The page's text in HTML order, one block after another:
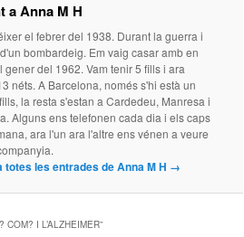
a Anna M H
el febrer del 1938. Durant la guerra i
bombardeig. Em vaig casar amb en
gener del 1962. Vam tenir 5 fills i ara
néts. A Barcelona, només s'hi està un
la resta s'estan a Cardedeu, Manresa i
Alguns ens telefonen cada dia i els caps
ara l'un ara l'altre ens vénen a veure
totes les entrades de Anna M H →
COM? I L’ALZHEIMER”